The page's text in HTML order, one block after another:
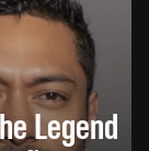
Legend